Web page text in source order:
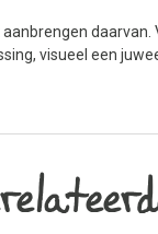
daarvan.
visueel een